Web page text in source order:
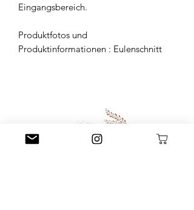
Eingangsbereich.
Produktfotos und
Produktinformationen : Eulenschnitt